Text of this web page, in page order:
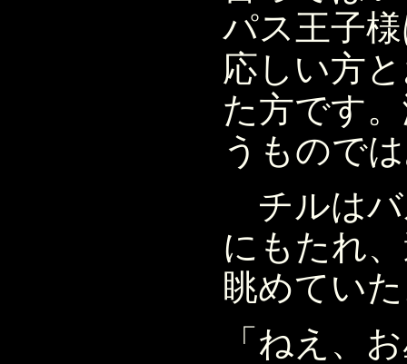
パス王子
応しい方
た方です
うもので
チルはバ
にもたれ
眺めてい
「ねえ、